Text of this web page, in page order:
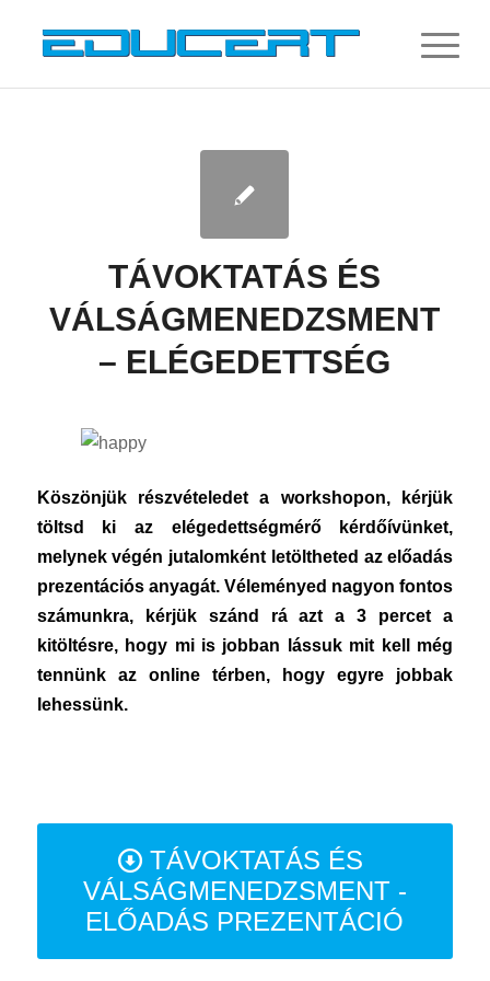
TÁVOKTATÁS ÉS
VÁLSÁGMENEDZSMENT
– ELÉGEDETTSÉG
Köszönjük részvételedet a workshopon, kérjük
töltsd ki az elégedettségmérő kérdőívünket,
melynek végén jutalomként letöltheted az előadás
prezentációs anyagát. Véleményed nagyon fontos
számunkra, kérjük szánd rá azt a 3 percet a
kitöltésre, hogy mi is jobban lássuk mit kell még
tennünk az online térben, hogy egyre jobbak
lehessünk.
TÁVOKTATÁS ÉS
VÁLSÁGMENEDZSMENT -
ELŐADÁS PREZENTÁCIÓ